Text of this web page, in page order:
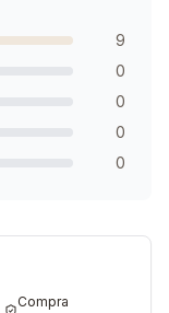
9
0
0
0
0
Compra